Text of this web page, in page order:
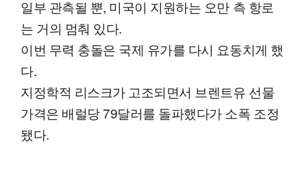
일부 관측될 뿐, 미국이 지원하는 오만 측 항로
는 거의 멈춰 있다.
이번 무력 충돌은 국제 유가를 다시 요동치게 했
다.
지정학적 리스크가 고조되면서 브렌트유 선물
가격은 배럴당 79달러를 돌파했다가 소폭 조정
됐다.